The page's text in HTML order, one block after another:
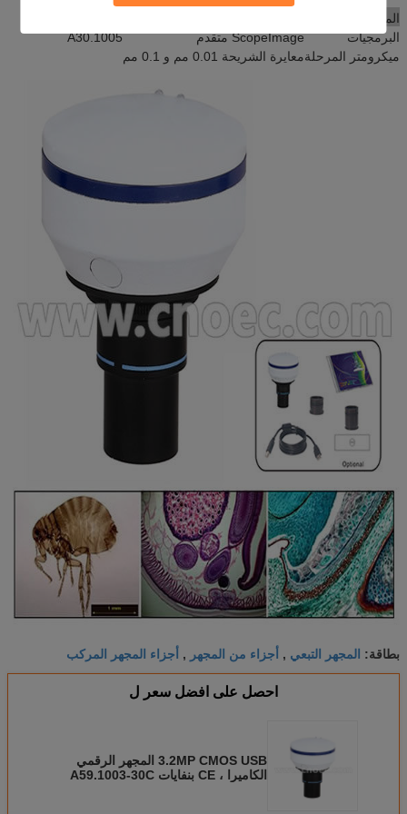
الملحقات الاختيارية
البرمجيات
ScopeImage متقدم
A30.1005
ميكرومتر المرحلةمعايرة الشريحة 0.01 مم و 0.1 مم
بطاقة: المجهر التبعي , أجزاء من المجهر , أجزاء المجهر المركب
احصل على افضل سعر ل
3.2MP CMOS USB المجهر الرقمي
الكاميرا ، CE بنفايات A59.1003-30C